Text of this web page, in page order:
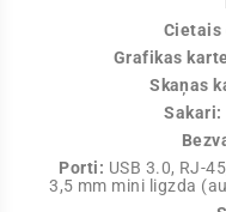
Cietais
Grafikas
Skaņas
Sakari:
Porti: USB 3.0, RJ-
3,5 mm mini ligzda